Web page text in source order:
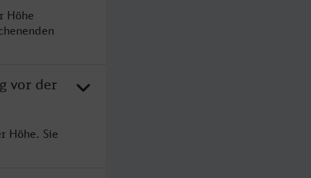
Höhe
vor der
Höhe. Sie